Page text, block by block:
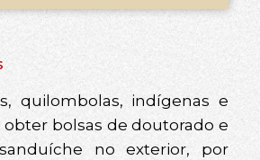
quilombolas, indígenas e
obter bolsas de doutorado e
no exterior, por